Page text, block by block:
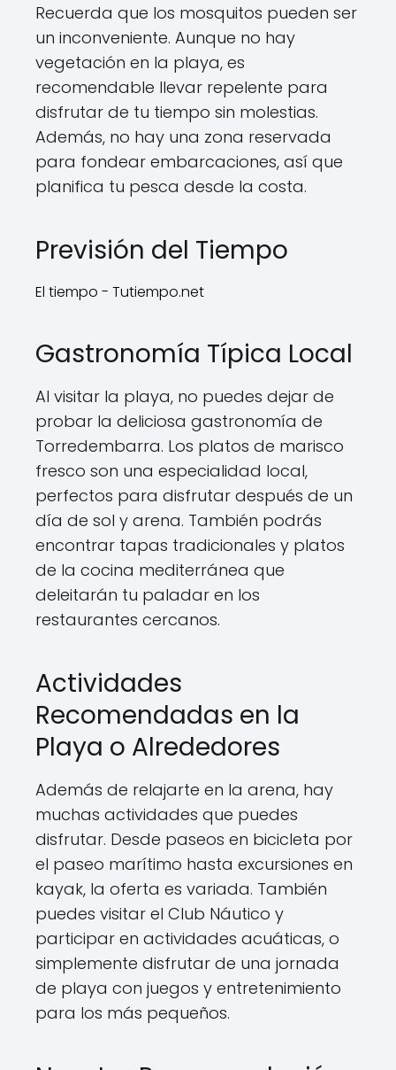
Recuerda que los mosquitos pueden ser
un inconveniente. Aunque no hay
vegetación en la playa, es
recomendable llevar repelente para
disfrutar de tu tiempo sin molestias.
Además, no hay una zona reservada
para fondear embarcaciones, así que
planifica tu pesca desde la costa.
Previsión del Tiempo
El tiempo - Tutiempo.net
Gastronomía Típica Local
Al visitar la playa, no puedes dejar de
probar la deliciosa gastronomía de
Torredembarra. Los platos de marisco
fresco son una especialidad local,
perfectos para disfrutar después de un
día de sol y arena. También podrás
encontrar tapas tradicionales y platos
de la cocina mediterránea que
deleitarán tu paladar en los
restaurantes cercanos.
Actividades
Recomendadas en la
Playa o Alrededores
Además de relajarte en la arena, hay
muchas actividades que puedes
disfrutar. Desde paseos en bicicleta por
el paseo marítimo hasta excursiones en
kayak, la oferta es variada. También
puedes visitar el Club Náutico y
participar en actividades acuáticas, o
simplemente disfrutar de una jornada
de playa con juegos y entretenimiento
para los más pequeños.